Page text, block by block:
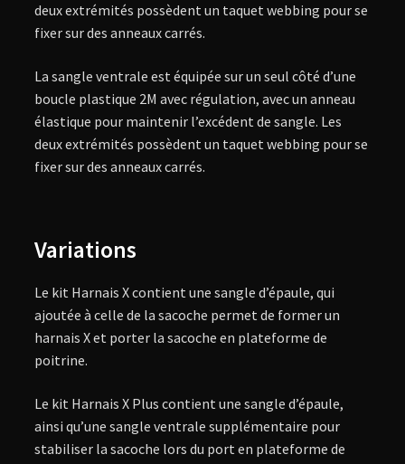
deux extrémités possèdent un taquet webbing pour se
fixer sur des anneaux carrés.
La sangle ventrale est équipée sur un seul côté d’une
boucle plastique 2M avec régulation, avec un anneau
élastique pour maintenir l’excédent de sangle. Les
deux extrémités possèdent un taquet webbing pour se
fixer sur des anneaux carrés.
Variations
Le kit Harnais X contient une sangle d’épaule, qui
ajoutée à celle de la sacoche permet de former un
harnais X et porter la sacoche en plateforme de
poitrine.
Le kit Harnais X Plus contient une sangle d’épaule,
ainsi qu’une sangle ventrale supplémentaire pour
stabiliser la sacoche lors du port en plateforme de